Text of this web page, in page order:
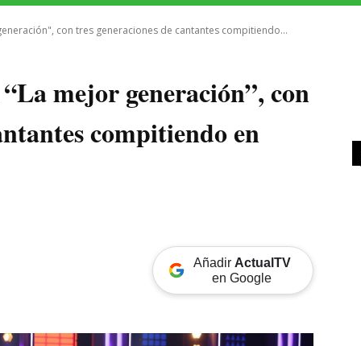
con tres generaciones de cantantes compitiendo...
mejor generación”, con
compitiendo en
Añadir ActualTV
en Google